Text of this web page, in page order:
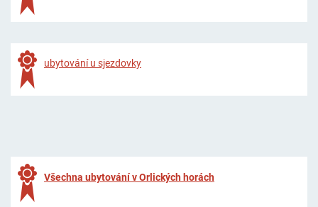
ubytování u sjezdovky
Všechna ubytování v Orlických horách